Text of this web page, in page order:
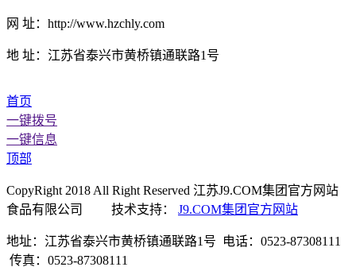
网 址：http://www.hzchly.com
地 址：江苏省泰兴市黄桥镇通联路1号
首页
一键拨号
一键信息
顶部
CopyRight 2018 All Right Reserved 江苏J9.COM集团官方网站
食品有限公司 技术支持： J9.COM集团官方网站
地址：江苏省泰兴市黄桥镇通联路1号 电话：0523-87308111
传真：0523-87308111